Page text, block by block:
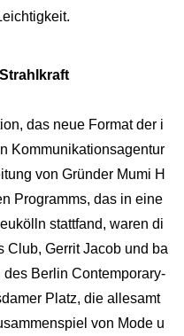
das neue Format der i
Kommunikationsagentur
von Gründer Mumi H
Programms, das in eine
stattfand, waren di
Club, Gerrit Jacob und ba
Berlin Contemporary-
Platz, die allesamt
von Mode u